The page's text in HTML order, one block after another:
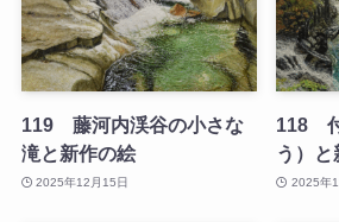
119 藤河内渓谷の小さな
滝と新作の絵
2025年12月15日
118
う）と
2025年